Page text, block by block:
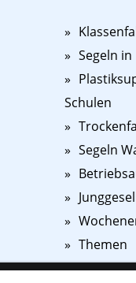
Segeln
Schulen
Segeln
Themen